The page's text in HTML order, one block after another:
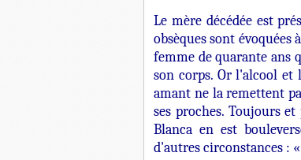
Le mère décédée est
obsèques sont
femme de quarante ans
son corps. Or l'alcool et
amant ne la remettent
ses proches. Toujours
Blanca en est
d'autres circonstances : «